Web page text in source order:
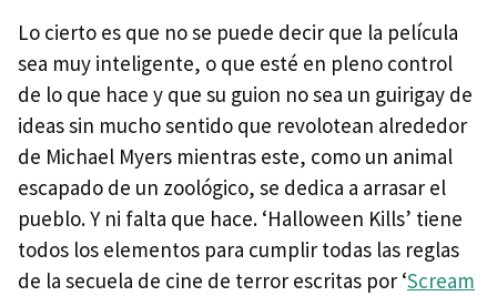
Lo cierto es que no se puede decir que la película
sea muy inteligente, o que esté en pleno control
de lo que hace y que su guion no sea un guirigay de
ideas sin mucho sentido que revolotean alrededor
de Michael Myers mientras este, como un animal
escapado de un zoológico, se dedica a arrasar el
pueblo. Y ni falta que hace. ‘Halloween Kills’ tiene
todos los elementos para cumplir todas las reglas
de la secuela de cine de terror escritas por ‘Scream